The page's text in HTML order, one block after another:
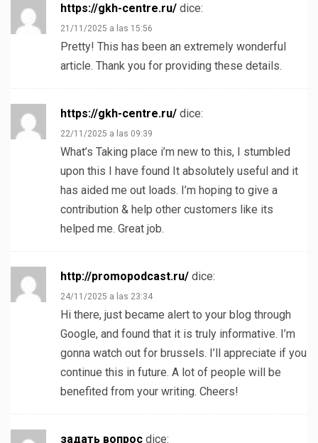
https://gkh-centre.ru/ dice:
21/11/2025 a las 15:56
Pretty! This has been an extremely wonderful
article. Thank you for providing these details.
https://gkh-centre.ru/ dice:
22/11/2025 a las 09:39
What’s Taking place i’m new to this, I stumbled
upon this I have found It absolutely useful and it
has aided me out loads. I’m hoping to give a
contribution & help other customers like its
helped me. Great job.
http://promopodcast.ru/ dice:
24/11/2025 a las 23:34
Hi there, just became alert to your blog through
Google, and found that it is truly informative. I’m
gonna watch out for brussels. I’ll appreciate if you
continue this in future. A lot of people will be
benefited from your writing. Cheers!
задать вопрос dice: